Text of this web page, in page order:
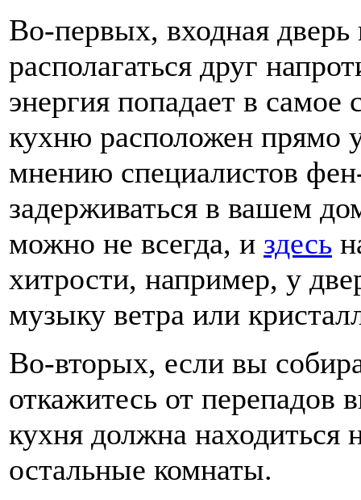
Во-первых, входная
располагаться друг
энергия попадает в
кухню расположен прямо
мнению специалистов
задерживаться в вашем
можно не всегда, и здесь
хитрости, например, у
музыку ветра или
Во-вторых, если вы
откажитесь от перепадов
кухня должна находиться
остальные комнаты.